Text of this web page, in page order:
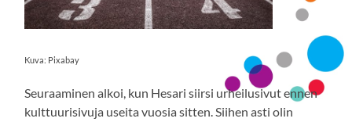
Kuva: Pixabay
Seuraaminen alkoi, kun Hesari siirsi urheilusivut ennen
kulttuurisivuja useita vuosia sitten. Siihen asti olin